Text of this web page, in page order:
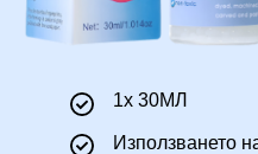
1х 30МЛ
Използването